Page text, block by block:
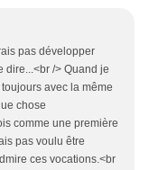
pas développer
dire...<br /> Quand je
avec la même
chose
comme une première
pas voulu être
ces vocations.<br